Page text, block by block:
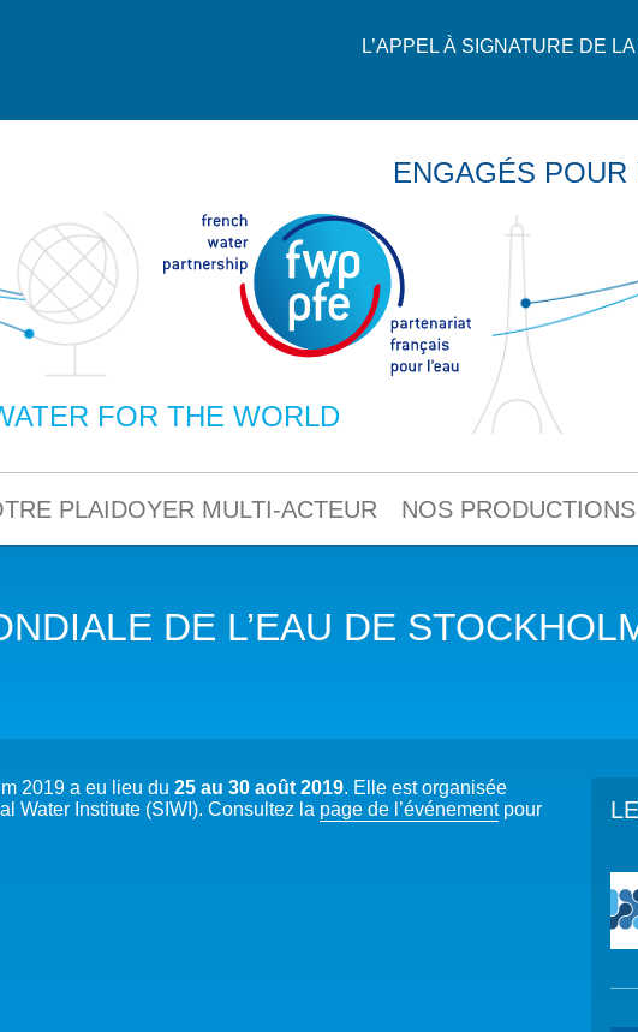
L’APPEL À SIGNATURE DE
FOR THE WORLD
ENGAGÉS POUR
PLAIDOYER MULTI-ACTEUR
& CLIMAT
À LA WASH DANS LES CONTEXTES DE CRISES ET FRAGILITÉS
SOLS, AGROÉCOLOGIE ET SÉCURITÉ ALIMENTAIRE
NOS PRODUCTIONS
DE L’EAU DE
2019 a eu lieu du 25 au 30 août 2019. Elle est organisée
Water Institute (SIWI). Consultez la page de l’événementpour